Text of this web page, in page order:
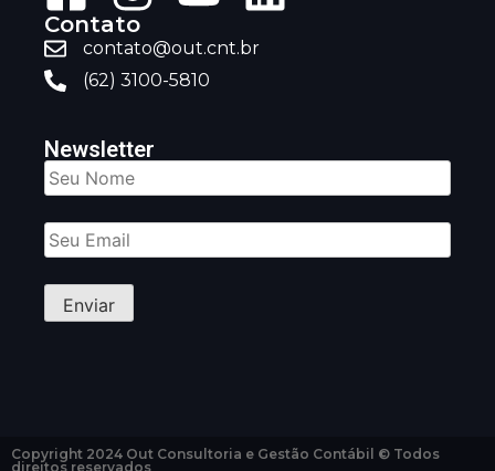
Contato
contato@out.cnt.br
(62) 3100-5810
Newsletter
Copyright 2024 Out Consultoria e Gestão Contábil © Todos
direitos reservados